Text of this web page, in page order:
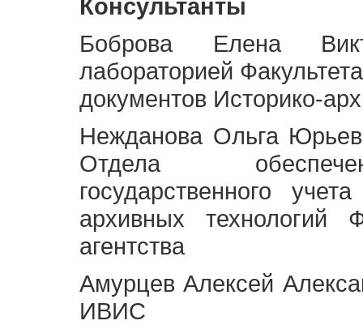
Консультанты
Боброва Елена
лабораторией
документов Историко-
Нежданова Ольга
Отдела
государственного
архивных технологий
агентства
Амурцев Алексей
ИВИС